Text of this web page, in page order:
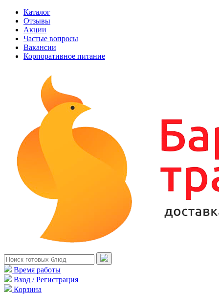
Каталог
Отзывы
Акции
Частые вопросы
Вакансии
Корпоративное питание
Время работы
Вход / Регистрация
Корзина